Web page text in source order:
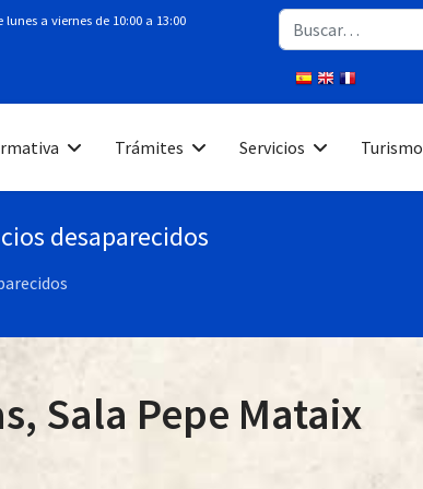
a viernes de 10:00 a 13:00 Buscar
Trámites Servicios Turismo
desaparecidos
Sala Pepe Mataix